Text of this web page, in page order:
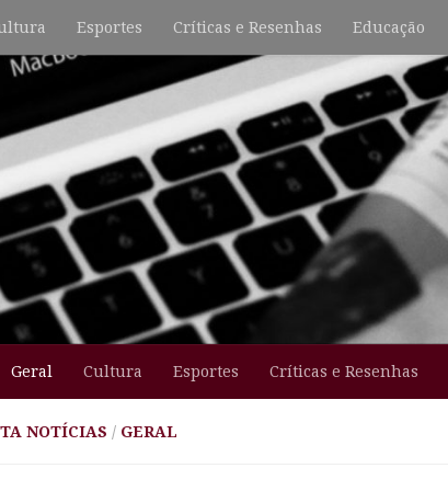
Esportes Críticas e Resenhas Educação
Geral Cultura Esportes Críticas e Resenhas
NOTÍCIAS / GERAL